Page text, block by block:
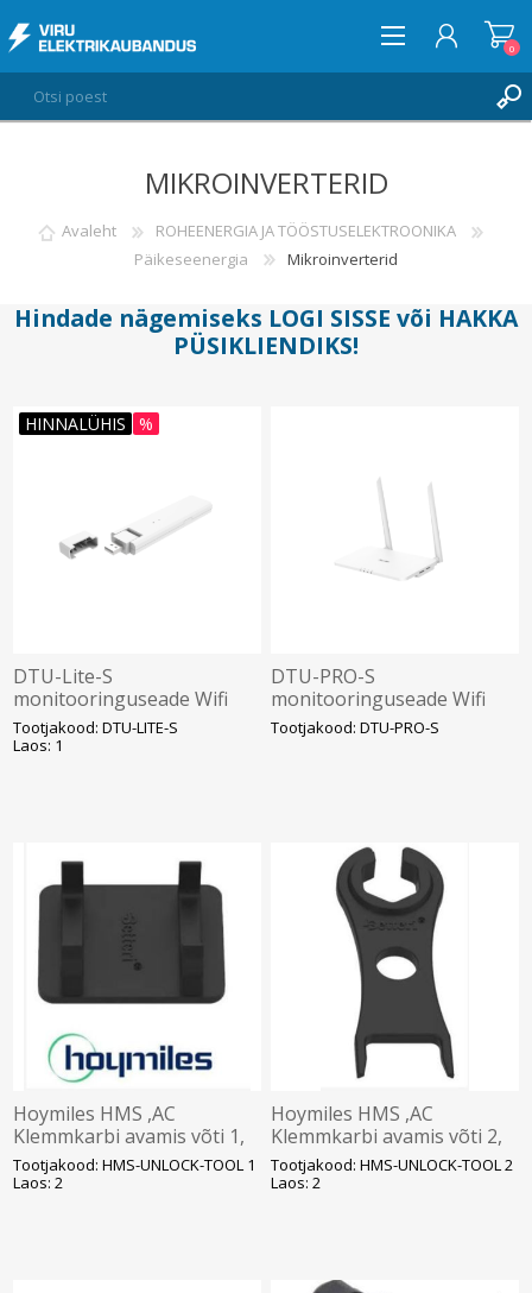
SOOVIKORV 0
0
MIKROINVERTERID
Avaleht
ROHEENERGIA JA TÖÖSTUSELEKTROONIKA
Päikeseenergia
Mikroinverterid
Hindade nägemiseks LOGI SISSE või HAKKA
PÜSIKLIENDIKS!
HINNALÜHIS %
DTU-Lite-S
monitooringuseade Wifi
Hoymiles Sobib HMS ja
HMT mikroninverteritele.
Tootjakood: DTU-LITE-S
Laos: 1
DTU-PRO-S
monitooringuseade Wifi
Hoymiles Sobib HMS ja
HMT mikroninverteritele.
Tootjakood: DTU-PRO-S
Hoymiles HMS ,AC
Klemmkarbi avamis võti 1,
SOLAR
Tootjakood: HMS-UNLOCK-TOOL 1
Laos: 2
Hoymiles HMS ,AC
Klemmkarbi avamis võti 2,
SOLAR
Tootjakood: HMS-UNLOCK-TOOL 2
Laos: 2